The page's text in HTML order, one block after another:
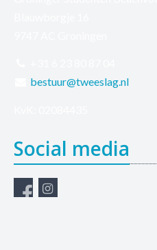
bestuur@tweeslag.nl
Social media